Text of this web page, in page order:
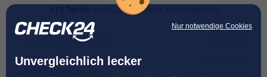
Nur notwendige Cookies
Unvergleichlich lecker
von 9,99 € - 74,95 €